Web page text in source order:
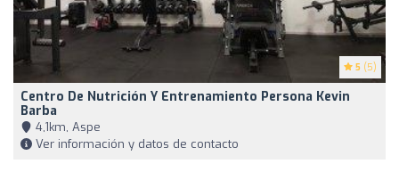
5 (5)
Centro De Nutrición Y Entrenamiento Persona Kevin
Barba
4,1km, Aspe
Ver información y datos de contacto